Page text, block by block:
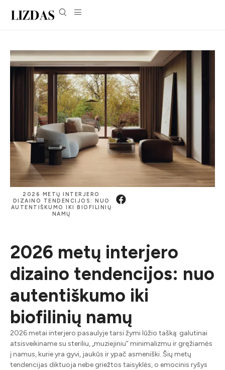
2026 METŲ INTERJERO
DIZAINO TENDENCIJOS: NUO
AUTENTIŠKUMO IKI BIOFILINIŲ
NAMŲ
2026 metų interjero
dizaino tendencijos: nuo
autentiškumo iki
biofilinių namų
2026 metai interjero pasaulyje tarsi žymi lūžio tašką: galutinai
atsisveikiname su steriliu, „muziejiniu“ minimalizmu ir gręžiamės
į namus, kurie yra gyvi, jaukūs ir ypač asmeniški. Šių metų
tendencijas diktuoja nebe griežtos taisyklės, o emocinis ryšys